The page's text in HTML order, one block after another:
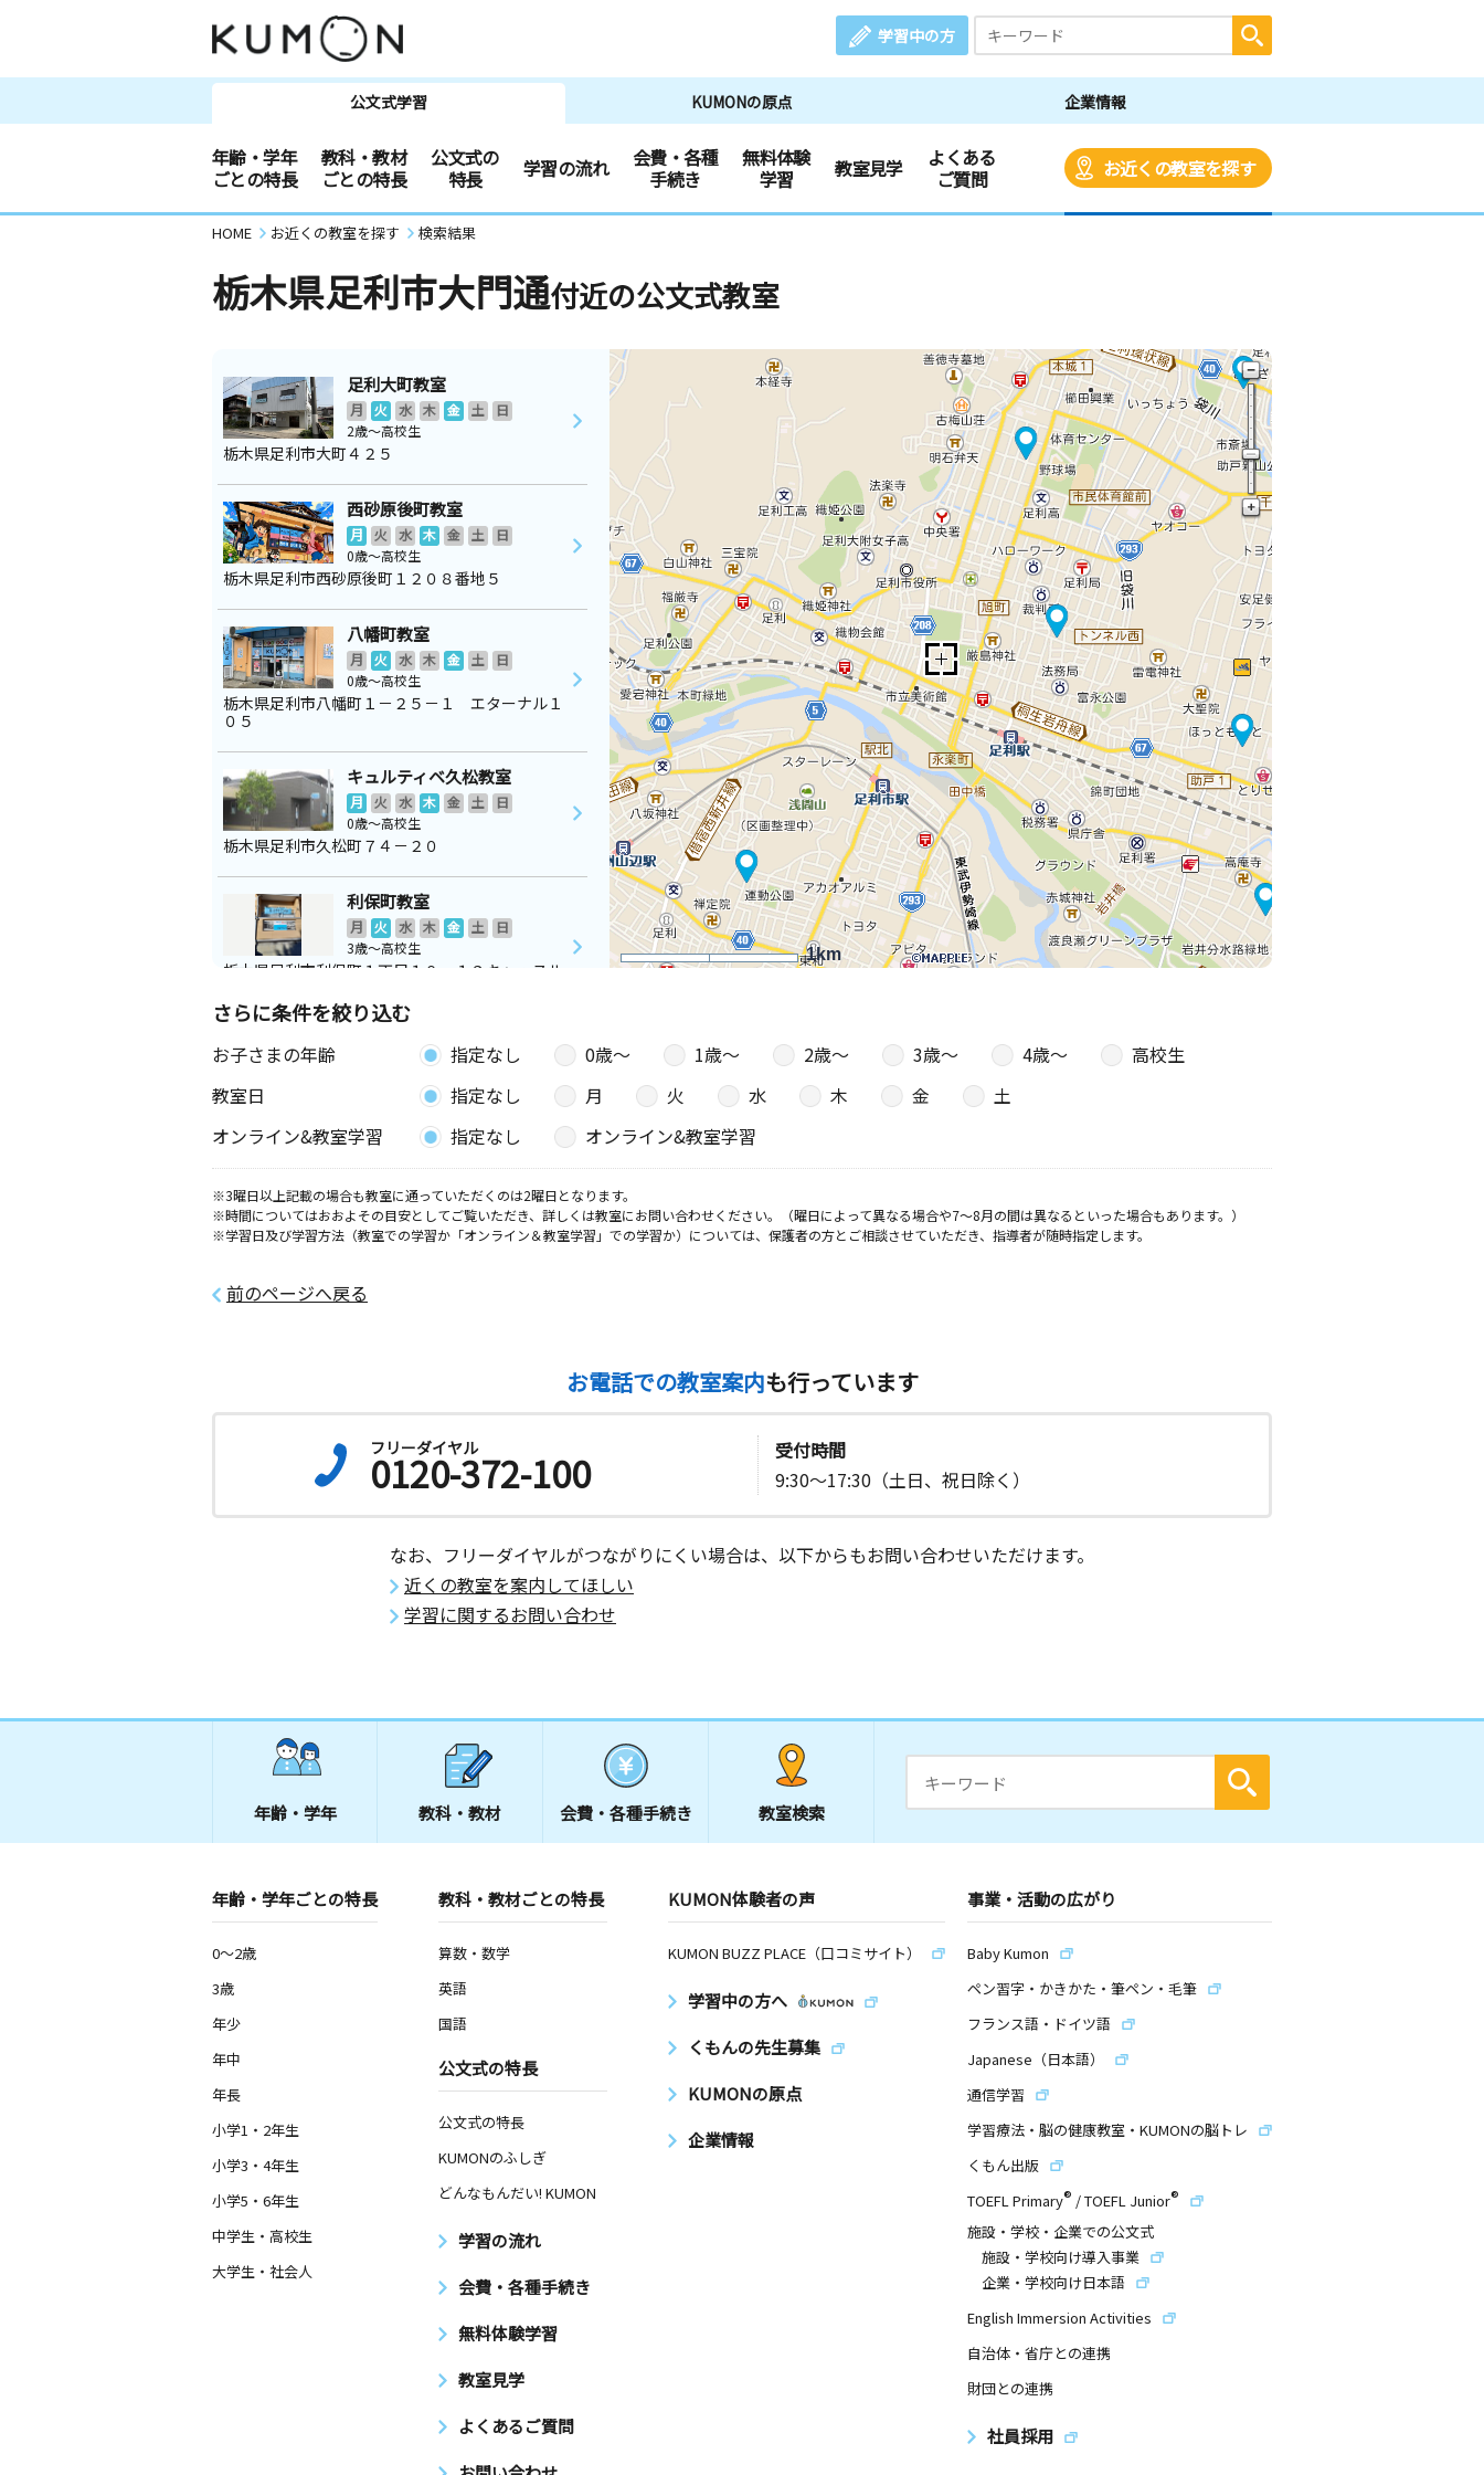
学習中の方
公文式学習 KUMONの原点 企業情報
年齢・学年
ごとの特長
教科・教材
ごとの特長
公文式の
特長
学習の流れ
会費・各種
手続き
無料体験
学習
教室見学
よくある
ご質問
お近くの教室を探す
HOME お近くの教室を探す 検索結果
栃木県足利市大門通付近の公文式教室
1km
足利大町教室
月 火 水 木 金 土
日
2歳～高校生
栃木県足利市大町４２５
西砂原後町教室
月 火 水 木 金 土
日
0歳～高校生
栃木県足利市西砂原後町１２０８番地５
八幡町教室
月 火 水 木 金 土
日
0歳～高校生
栃木県足利市八幡町１－２５－１ エターナル１
０５
キュルティベ久松教室
月 火 水 木 金 土
日
0歳～高校生
栃木県足利市久松町７４－２０
利保町教室
月 火 水 木 金 土
日
3歳～高校生
栃木県足利市利保町１丁目１０－１９キャッスル
木 金 土 日
0歳～高校生
さらに条件を絞り込む
お子さまの年齢 指定なし 0歳〜 1歳〜 2歳〜 3歳〜 4歳〜
高校生
教室日
指定なし 月 火 水 木 金
土
オンライン&教室学習
指定なし オンライン&教室学習
※3曜日以上記載の場合も教室に通っていただくのは2曜日となります。
※時間についてはおおよその目安としてご覧いただき、詳しくは教室にお問い合わせください。（曜日によって異なる場合や7～8月の間は異なるといった場合もあります。）
※学習日及び学習方法（教室での学習か「オンライン＆教室学習」での学習か）については、保護者の方とご相談させていただき、指導者が随時指定します。
前のページへ戻る
お電話での教室案内も行っています
フリーダイヤル
0120-372-100
受付時間
9:30～17:30（土日、祝日除く）
なお、フリーダイヤルがつながりにくい場合は、以下からもお問い合わせいただけます。
近くの教室を案内してほしい
学習に関するお問い合わせ
年齢・学年 教科・教材 会費・ 各種手続き 教室検索
年齢・学年ごとの特長
0～2歳
3歳
年少
年中
年長
小学1・2年生
小学3・4年生
小学5・6年生
中学生・高校生
大学生・社会人
教科・教材ごとの特長
算数・数学
英語
国語
公文式の特長
公文式の特長
KUMONのふしぎ
どんなもんだい! KUMON
学習の流れ
会費・各種手続き
無料体験学習
教室見学
よくあるご質問
KUMON体験者の声
KUMON BUZZ PLACE（口コミサイト）
学習中の方へ
くもんの先生募集
KUMONの原点
企業情報
事業・活動の広がり
Baby Kumon
ペン習字・かきかた・筆ペン・毛筆
フランス語・ドイツ語
Japanese（日本語）
通信学習
学習療法・脳の健康教室・KUMONの脳トレ
くもん出版
TOEFL Primary® /TOEFL Junior®
施設・学校・企業での公文式
施設・学校向け導入事業
企業・学校向け日本語
English Immersion Activities
自治体・省庁との連携
財団との連携
社員採用